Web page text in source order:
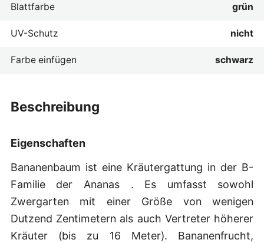
beschreibung
Eigenschaften
Bananenbaum ist eine Kräutergattung in der B-
Familie der Ananas . Es umfasst sowohl
Zwergarten mit einer Größe von wenigen
Dutzend Zentimetern als auch Vertreter höherer
Kräuter (bis zu 16 Meter). Bananenfrucht,
Blattfarbe grün
UV-Schutz nicht
Farbe einfügen schwarz